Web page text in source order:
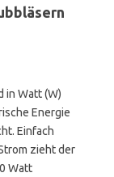
in Watt (W)
Energie
Einfach
zieht der
Watt